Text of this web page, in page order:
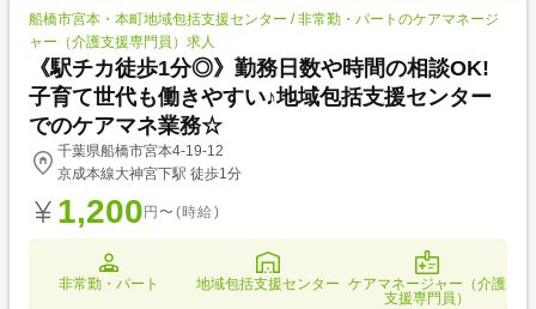
船橋市宮本・本町地域包括支援センター / 非常勤・パートのケアマネージ
ャー（介護支援専門員）求人
《駅チカ徒歩1分◎》勤務日数や時間の相談OK!
子育て世代も働きやすい♪地域包括支援センター
でのケアマネ業務☆
千葉県船橋市宮本4-19-12
京成本線大神宮下駅 徒歩1分
1,200 円〜(時給)
非常勤・パート 地域包括支援センター ケアマネージャー（介護
支援専門員）